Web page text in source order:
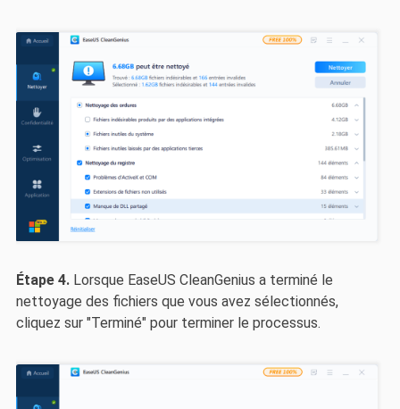
Étape 4. Lorsque EaseUS CleanGenius a terminé le
nettoyage des fichiers que vous avez sélectionnés,
cliquez sur "Terminé" pour terminer le processus.